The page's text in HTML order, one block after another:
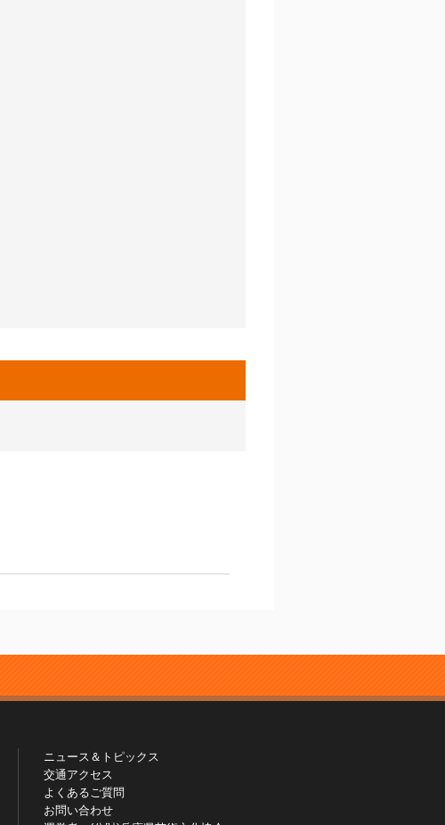
ニュース＆トピックス
交通アクセス
よくあるご質問
お問い合わせ